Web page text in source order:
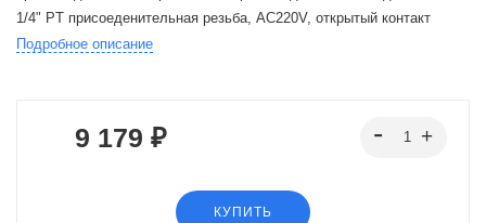
1/4" PT присоеденительная резьба, AC220V, открытый контакт
Подробное описание
9 179 ₽
КУПИТЬ